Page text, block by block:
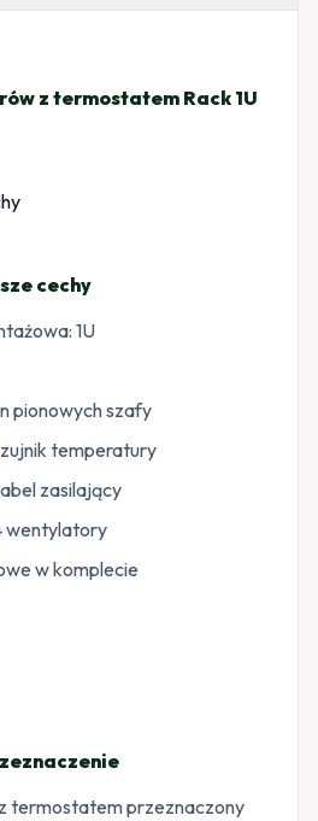
z termostatem Rack 1U
cechy
1U
pionowych szafy
temperatury
zasilający
wentylatory
w komplecie
termostatem przeznaczony